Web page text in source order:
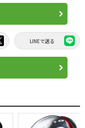
LINEで送る